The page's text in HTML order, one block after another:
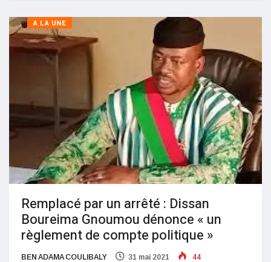
A LA UNE
Remplacé par un arrêté : Dissan
Boureima Gnoumou dénonce « un
règlement de compte politique »
BEN ADAMA COULIBALY 31 mai 2021 44